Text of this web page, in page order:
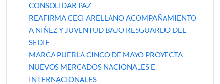
CONSOLIDAR PAZ
REAFIRMA CECI ARELLANO ACOMPAÑAMIENTO
A NIÑEZ Y JUVENTUD BAJO RESGUARDO DEL
SEDIF
MARCA PUEBLA CINCO DE MAYO PROYECTA
NUEVOS MERCADOS NACIONALES E
INTERNACIONALES